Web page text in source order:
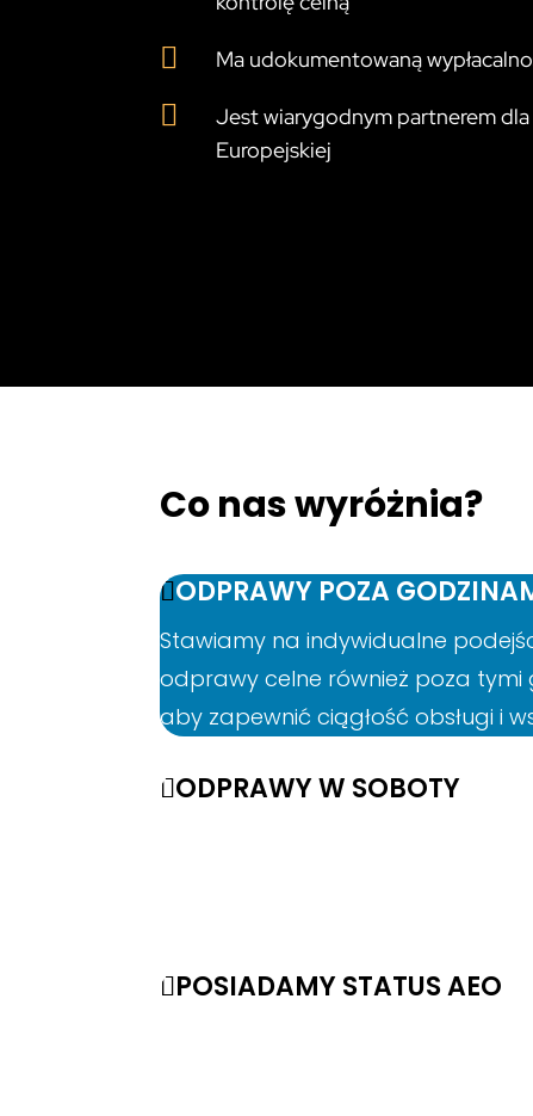
 Ma udokumentowaną

Jest wiarygodnym partnerem
Europejskiej
Co nas wyróżnia?
ODPRAWY POZA
Stawiamy na indywidualne
odprawy celne również poza tymi
aby zapewnić ciągłość obsługi i
ODPRAWY W SOBOTY
POSIADAMY STATUS AEO